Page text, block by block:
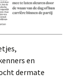
en
dermate